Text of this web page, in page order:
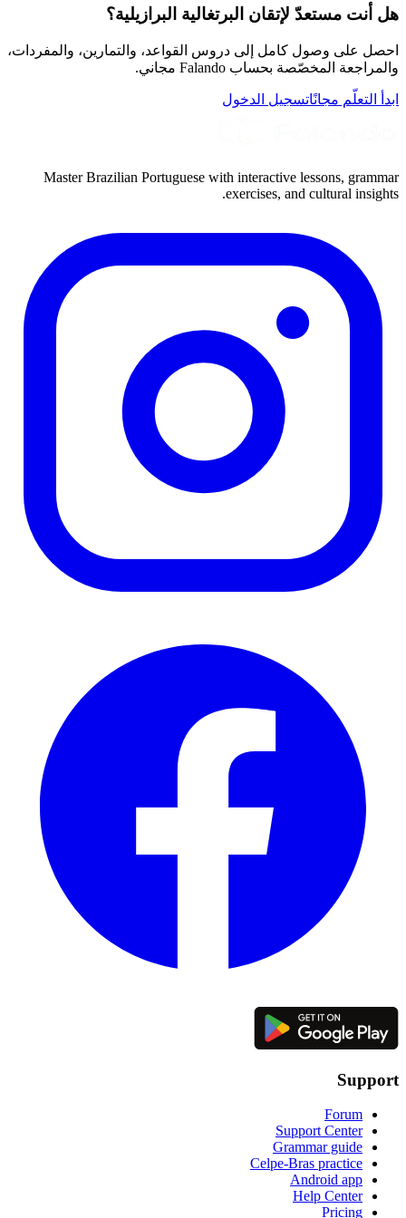
هل أنت مستعدّ لإتقان البرتغالية البرازيلية؟
احصل على وصول كامل إلى دروس القواعد، والتمارين، والمفردات،
والمراجعة المخصّصة بحساب Falando مجاني.
ابدأ التعلّم مجانًاتسجيل الدخول
Master Brazilian Portuguese with interactive lessons, grammar
exercises, and cultural insights.
Support
Forum
Support Center
Grammar guide
Celpe-Bras practice
Android app
Help Center
Pricing